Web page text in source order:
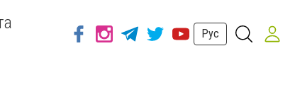
Рус